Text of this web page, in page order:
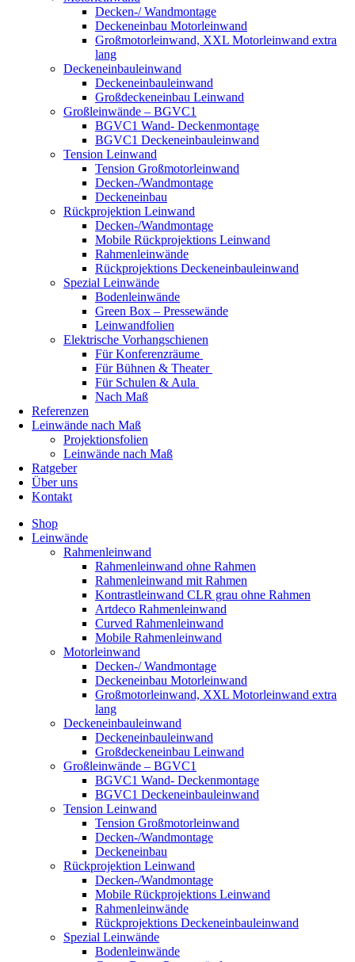
Decken-/ Wandmontage
Deckeneinbau Motorleinwand
Großmotorleinwand, XXL Motorleinwand extra
lang
Deckeneinbauleinwand
Deckeneinbauleinwand
Großdeckeneinbau Leinwand
Großleinwände – BGVC1
BGVC1 Wand- Deckenmontage
BGVC1 Deckeneinbauleinwand
Tension Leinwand
Tension Großmotorleinwand
Decken-/Wandmontage
Deckeneinbau
Rückprojektion Leinwand
Decken-/Wandmontage
Mobile Rückprojektions Leinwand
Rahmenleinwände
Rückprojektions Deckeneinbauleinwand
Spezial Leinwände
Bodenleinwände
Green Box – Pressewände
Leinwandfolien
Elektrische Vorhangschienen
Für Konferenzräume
Für Bühnen & Theater
Für Schulen & Aula
Nach Maß
Referenzen
Leinwände nach Maß
Projektionsfolien
Leinwände nach Maß
Ratgeber
Über uns
Kontakt
Shop
Leinwände
Rahmenleinwand
Rahmenleinwand ohne Rahmen
Rahmenleinwand mit Rahmen
Kontrastleinwand CLR grau ohne Rahmen
Artdeco Rahmenleinwand
Curved Rahmenleinwand
Mobile Rahmenleinwand
Motorleinwand
Decken-/ Wandmontage
Deckeneinbau Motorleinwand
Großmotorleinwand, XXL Motorleinwand extra
lang
Deckeneinbauleinwand
Deckeneinbauleinwand
Großdeckeneinbau Leinwand
Großleinwände – BGVC1
BGVC1 Wand- Deckenmontage
BGVC1 Deckeneinbauleinwand
Tension Leinwand
Tension Großmotorleinwand
Decken-/Wandmontage
Deckeneinbau
Rückprojektion Leinwand
Decken-/Wandmontage
Mobile Rückprojektions Leinwand
Rahmenleinwände
Rückprojektions Deckeneinbauleinwand
Spezial Leinwände
Bodenleinwände